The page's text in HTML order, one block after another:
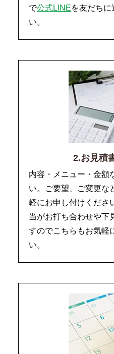
で公式LINEを友だちに
い。
2.お見積
内容・メニュー・金額
い。ご要望、ご変更な
軽にお申し付けくださ
当がお打ち合わせや下
すのでこちらもお気軽
い。